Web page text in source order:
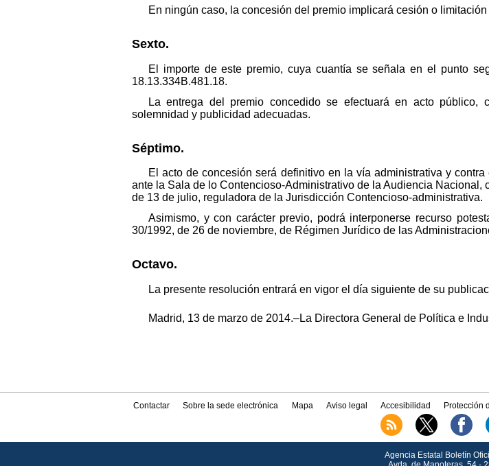
En ningún caso, la concesión del premio implicará cesión o
Sexto.
El importe de este premio, cuya cuantía se señala en el punto
18.13.334B.481.18.
La entrega del premio concedido se efectuará en acto
solemnidad y publicidad adecuadas.
Séptimo.
El acto de concesión será definitivo en la vía administrativa y
ante la Sala de lo Contencioso-Administrativo de la Audiencia
de 13 de julio, reguladora de la Jurisdicción Contencioso-administrativa.
Asimismo, y con carácter previo, podrá interponerse recurso
30/1992, de 26 de noviembre, de Régimen Jurídico de las
Octavo.
La presente resolución entrará en vigor el día siguiente de su
Madrid, 13 de marzo de 2014.–La Directora General de Política e
Contactar Sobre la sede electrónica Mapa Aviso legal Accesibilidad Protección
Agencia Estatal Boletín